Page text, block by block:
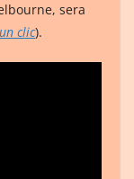
sera
clic).